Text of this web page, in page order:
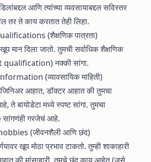
आणि त्यांच्या व्यवसायाबद्दल सविस्तर
तर ते काय करतात तेही लिहा.
(शैक्षणिक पात्रता)
मान दिला जातो. तुमची सर्वाधिक शैक्षणिक
qualification) नक्की सांगा.
(व्यावसायिक माहिती)
आहात, डॉक्टर आहात की तुमचा
ते बायोडेटा मध्ये स्पष्ट सांगा. तुमचा
गरजेचं आहे.
(जीवनशैली आणि छंद)
खूप मोठा प्रभाव टाकतो. तुम्ही शाकाहारी